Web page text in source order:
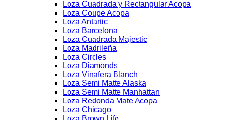
Loza Cuadrada y Rectangular Acopa
Loza Coupe Acopa
Loza Antartic
Loza Barcelona
Loza Cuadrada Majestic
Loza Madrileña
Loza Circles
Loza Diamonds
Loza Vinafera Blanch
Loza Semi Matte Alaska
Loza Semi Matte Manhattan
Loza Redonda Mate Acopa
Loza Chicago
Loza Brown Life